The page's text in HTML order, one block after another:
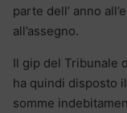
parte dell’ anno
all’assegno.
Il gip del Tribunale
ha quindi disposto
somme